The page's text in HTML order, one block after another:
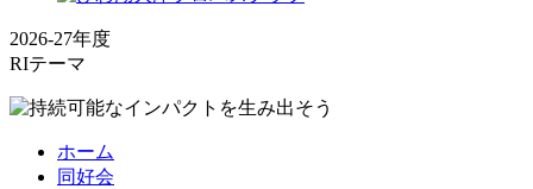
2026-27年度
RIテーマ
ホーム
同好会